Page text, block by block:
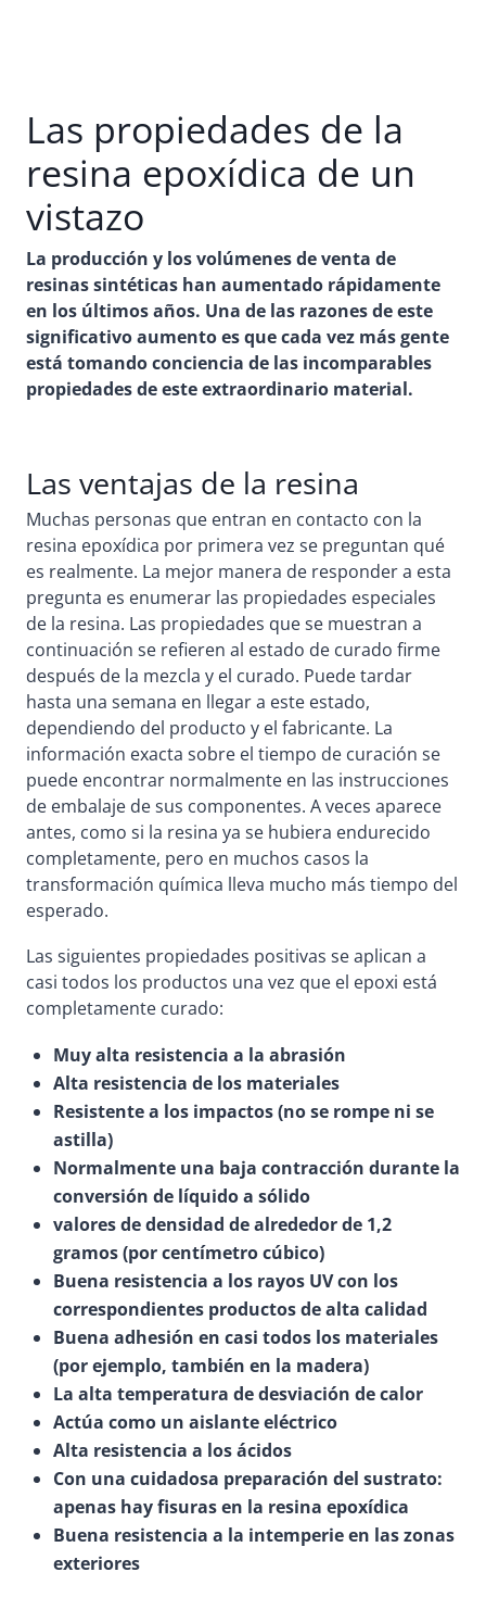
Las propiedades de la
resina epoxídica de un
vistazo
La producción y los volúmenes de venta de
resinas sintéticas han aumentado rápidamente
en los últimos años. Una de las razones de este
significativo aumento es que cada vez más gente
está tomando conciencia de las incomparables
propiedades de este extraordinario material.
Las ventajas de la resina
Muchas personas que entran en contacto con la
resina epoxídica por primera vez se preguntan qué
es realmente. La mejor manera de responder a esta
pregunta es enumerar las propiedades especiales
de la resina. Las propiedades que se muestran a
continuación se refieren al estado de curado firme
después de la mezcla y el curado. Puede tardar
hasta una semana en llegar a este estado,
dependiendo del producto y el fabricante. La
información exacta sobre el tiempo de curación se
puede encontrar normalmente en las instrucciones
de embalaje de sus componentes. A veces aparece
antes, como si la resina ya se hubiera endurecido
completamente, pero en muchos casos la
transformación química lleva mucho más tiempo del
esperado.
Las siguientes propiedades positivas se aplican a
casi todos los productos una vez que el epoxi está
completamente curado:
Muy alta resistencia a la abrasión
Alta resistencia de los materiales
Resistente a los impactos (no se rompe ni se
astilla)
Normalmente una baja contracción durante la
conversión de líquido a sólido
valores de densidad de alrededor de 1,2
gramos (por centímetro cúbico)
Buena resistencia a los rayos UV con los
correspondientes productos de alta calidad
Buena adhesión en casi todos los materiales
(por ejemplo, también en la madera)
La alta temperatura de desviación de calor
Actúa como un aislante eléctrico
Alta resistencia a los ácidos
Con una cuidadosa preparación del sustrato:
apenas hay fisuras en la resina epoxídica
Buena resistencia a la intemperie en las zonas
exteriores